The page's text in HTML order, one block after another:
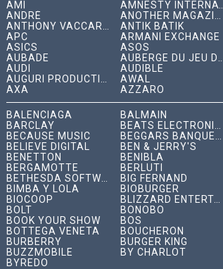
AMI
ANDRÉ
ANTIK BATIK
APC
ARMANI EXCHANGE
ASICS
ASOS
AUBADE
AUDI
AUDIBLE
AWAL
AXA
AZZARO
BALENCIAGA
BALMAIN
BARCLAY
BECAUSE MUSIC
BELIEVE DIGITAL
BEN & JERRY'S
BENETTON
BENIBLA
BERGAMOTTE
BERLUTI
BIG FERNAND
BIMBA Y LOLA
BIOBURGER
BIOCOOP
BLIZZARD ENTERTAINMENT
BOLT
BONOBO
BOOK YOUR SHOW
BOS
BOTTEGA VENETA
BOUCHERON
BURBERRY
BURGER KING
BUZZMOBILE
BY CHARLOT
BYREDO